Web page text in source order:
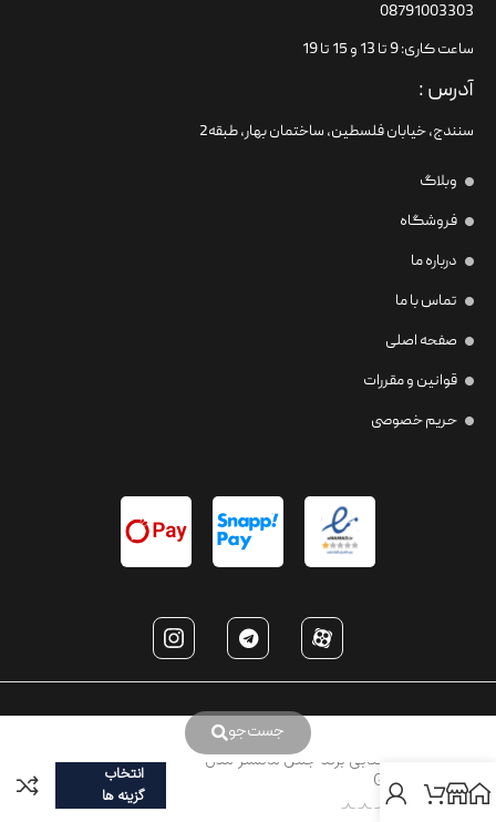
جست‌جو
08791003303
ساعت کاری: 9 تا 13 و 15 تا 19
آدرس :
سنندج، خیابان فلسطین،‌ ساختمان بهار، طبقه2
وبلاگ
فروشگاه
درباره ما
تماس با ما
صفحه اصلی
قوانین و مقررات
حریم خصوصی
عینک آفتابی برند جنتل مانستر مدل
GEGEN
انتخاب
گزینه ها